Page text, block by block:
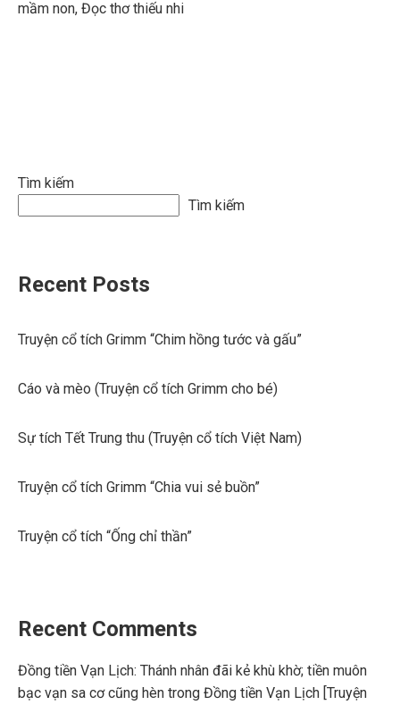
mầm non, Đọc thơ thiếu nhi
Tìm kiếm
Tìm kiếm
Recent Posts
Truyện cổ tích Grimm “Chim hồng tước và gấu”
Cáo và mèo (Truyện cổ tích Grimm cho bé)
Sự tích Tết Trung thu (Truyện cổ tích Việt Nam)
Truyện cổ tích Grimm “Chia vui sẻ buồn”
Truyện cổ tích “Ống chỉ thần”
Recent Comments
Đồng tiền Vạn Lịch: Thánh nhân đãi kẻ khù khờ; tiền muôn
bạc vạn sa cơ cũng hèn trong Đồng tiền Vạn Lịch [Truyện